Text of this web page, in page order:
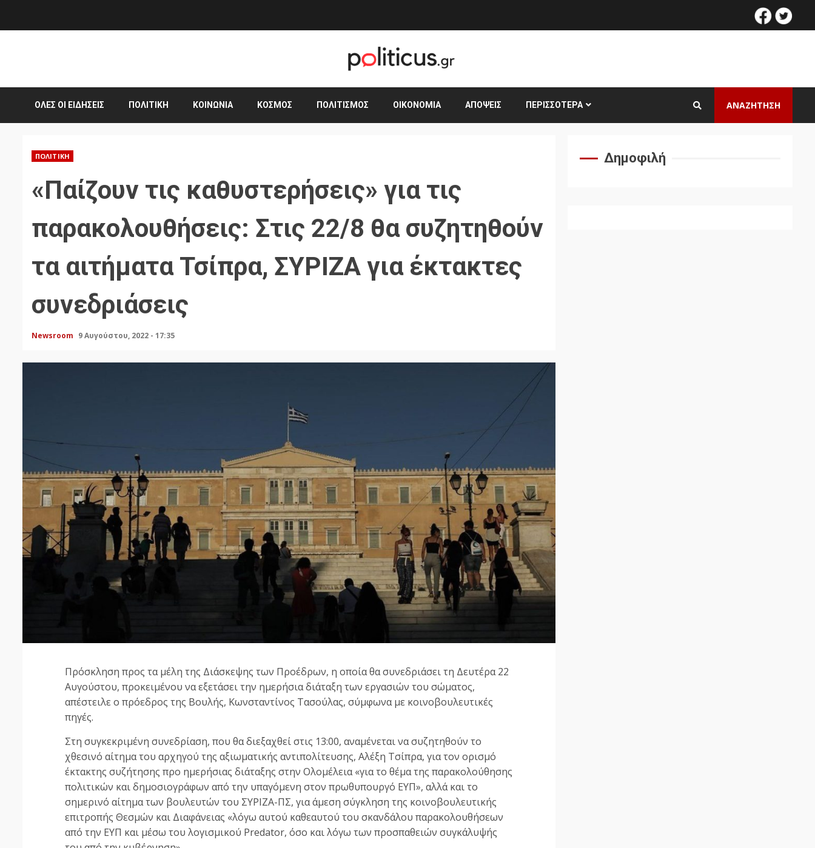
facebook
ΌΛΕΣ ΟΙ ΕΙΔΉΣΕΙΣ ΠΟΛΙΤΙΚΉ ΚΟΙΝΩΝΊΑ ΚΌΣΜΟΣ ΠΟΛΙΤΙΣΜΌΣ ΟΙΚΟΝΟΜΊΑ ΑΠΌΨΕΙΣ ΠΕΡΙΣΣΌΤΕΡΑ ΑΝΑΖΗΤΗΣΗ
ΠΟΛΙΤΙΚΉ
«Παίζουν τις καθυστερήσεις» για τις
παρακολουθήσεις: Στις 22/8 θα συζητηθούν
τα αιτήματα Τσίπρα, ΣΥΡΙΖΑ για έκτακτες
συνεδριάσεις
Newsroom 9 Αυγούστου, 2022 - 17:35
Πρόσκληση προς τα μέλη της Διάσκεψης των Προέδρων, η οποία θα συνεδριάσει τη Δευτέρα 22
Αυγούστου, προκειμένου να εξετάσει την ημερήσια διάταξη των εργασιών του σώματος,
απέστειλε ο πρόεδρος της Βουλής, Κωνσταντίνος Τασούλας, σύμφωνα με κοινοβουλευτικές
πηγές.
Στη συγκεκριμένη συνεδρίαση, που θα διεξαχθεί στις 13:00, αναμένεται να συζητηθούν το
χθεσινό αίτημα του αρχηγού της αξιωματικής αντιπολίτευσης, Αλέξη Τσίπρα, για τον ορισμό
έκτακτης συζήτησης προ ημερήσιας διάταξης στην Ολομέλεια «για το θέμα της παρακολούθησης
πολιτικών και δημοσιογράφων από την υπαγόμενη στον πρωθυπουργό ΕΥΠ», αλλά και το
σημερινό αίτημα των βουλευτών του ΣΥΡΙΖΑ-ΠΣ, για άμεση σύγκληση της κοινοβουλευτικής
επιτροπής Θεσμών και Διαφάνειας «λόγω αυτού καθεαυτού του σκανδάλου παρακολουθήσεων
από την ΕΥΠ και μέσω του λογισμικού Predator, όσο και λόγω των προσπαθειών συγκάλυψής
Δημοφιλή